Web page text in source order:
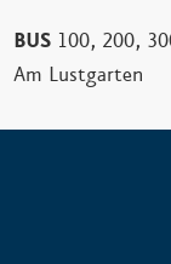
BUS 100, 200,
Am Lustgarten